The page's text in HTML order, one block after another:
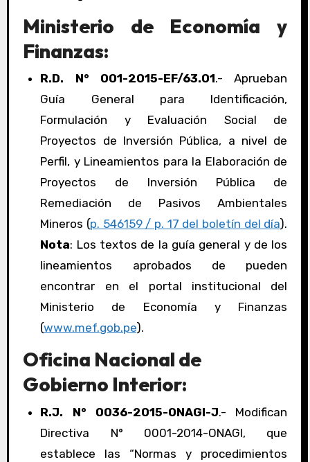
Ministerio de Economía y
Finanzas:
R.D. N° 001-2015-EF/63.01.- Aprueban
Guía General para Identificación,
Formulación y Evaluación Social de
Proyectos de Inversión Pública, a nivel de
Perfil, y Lineamientos para la Elaboración de
Proyectos de Inversión Pública de
Remediación de Pasivos Ambientales
Mineros (p. 546159 / p. 17 del boletín del día).
Nota: Los textos de la guía general y de los
lineamientos aprobados de pueden
encontrar en el portal institucional del
Ministerio de Economía y Finanzas
(www.mef.gob.pe).
Oficina Nacional de
Gobierno Interior:
R.J. N° 0036-2015-ONAGI-J.- Modifican
Directiva N° 0001-2014-ONAGI, que
establece las “Normas y procedimientos